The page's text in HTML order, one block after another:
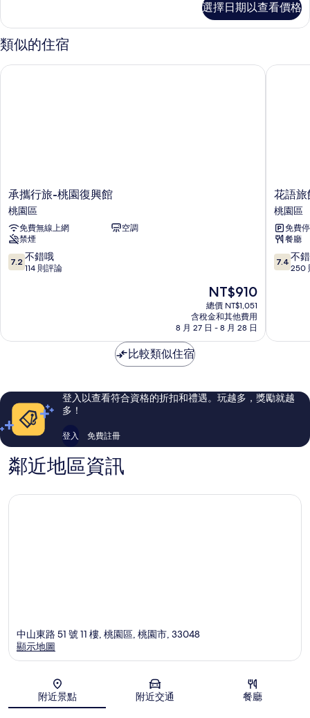
窗
戶
的
所
雙
人
房,
窗
選擇日期以查看價格
類似的住宿
承
攜
行
旅-
桃
園
復
承攜行旅-桃園復興館
桃園區
免費無線上網
空調
禁煙
7.2
分，
錯
評
論
7.2 不錯哦
114 則評論
現
在
價
格
為
NT$910
總價 NT$1,051
含稅金和其他費用
8 月 27 日 - 8 月 28 日
承攜行旅-桃園復興館
花
語
旅
館
桃
園
區
花語旅
桃園區
免費
餐廳
7.4
分，
錯
評
論
7.4 不
250
花語旅館
比較類似住宿
登入以查看符合資格的折扣和禮遇。玩越多，獎勵就越
多！
登入 免費註冊
鄰近地區資訊
地圖
中山東路 51 號 11 樓, 桃園區, 桃園市, 33048
顯示地圖
附近景點 附近交通 餐廳